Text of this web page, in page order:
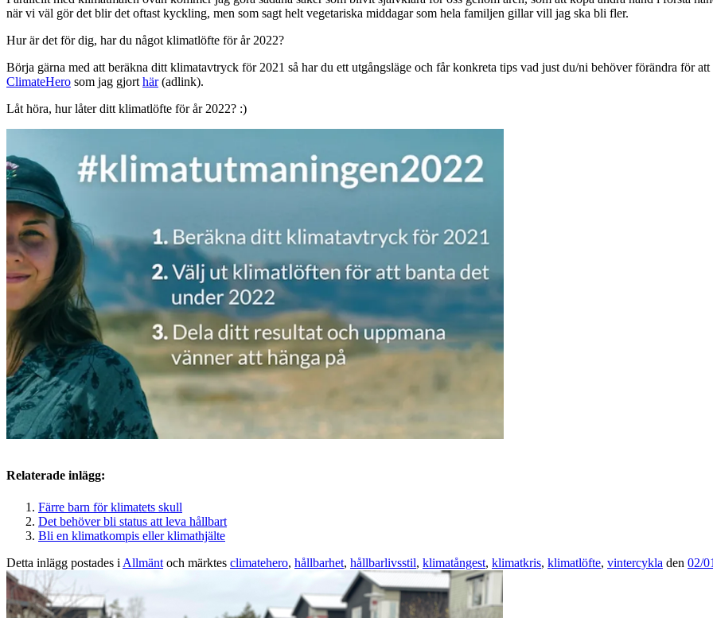
när vi väl gör det blir det oftast kyckling, men som sagt helt vegetariska middagar som hela familjen gillar vill jag ska bli fler.
Hur är det för dig, har du något klimatlöfte för år 2022?
Börja gärna med att beräkna ditt klimatavtryck för 2021 så har du ett utgångsläge och får konkreta tips vad just du/ni behöver förändra för
ClimateHero som jag gjort här(adlink).
Låt höra, hur låter ditt klimatlöfte för år 2022? :)
Relaterade inlägg:
Färre barn för klimatets skull
Det behöver bli status att leva hållbart
Bli en klimatkompis eller klimathjälte
Detta inlägg postades i Allmänt och märktes climatehero, hållbarhet, hållbarlivsstil, klimatångest, klimatkris, klimatlöfte, vintercykla den 02/